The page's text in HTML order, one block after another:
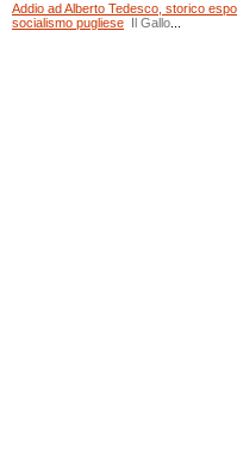
Addio ad Alberto Tedesco, storico
socialismo pugliese Il Gallo